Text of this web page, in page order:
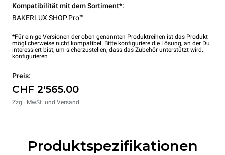
Kompatibilität mit dem Sortiment*:
BAKERLUX SHOP.Pro™
*Für einige Versionen der oben genannten Produktreihen ist das Produkt
möglicherweise nicht kompatibel. Bitte konfiguriere die Lösung, an der Du
interessiert bist, um sicherzustellen, dass das Zubehör unterstützt wird.
konfigurieren
Preis:
CHF 2'565.00
Zzgl. MwSt. und Versand
Produktspezifikationen